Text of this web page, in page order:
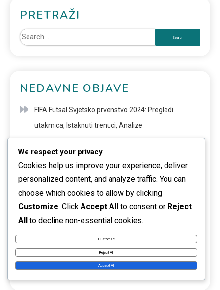
PRETRAŽI
NEDAVNE OBJAVE
FIFA Futsal Svjetsko prvenstvo 2024: Pregledi
utakmica, Istaknuti trenuci, Analize
taktike, Defenzivne strategije, Kontranapadi
FIFA Futsal Svjetsko prvenstvo 2024: Rangiranje
timova, povijesne izvedbe, nedavni trendovi
FIFA Futsal Svjetsko prvenstvo 2024: Nagrade za
igrače, priznanja, odlikovanja
FIFA Futsal Svjetsko prvenstvo 2024: Dinamika
We respect your privacy
Cookies help us improve your experience, deliver
personalized content, and analyze traffic. You can
choose which cookies to allow by clicking
Customize. Click Accept All to consent or Reject
All to decline non-essential cookies.
Customize
Reject All
Accept All